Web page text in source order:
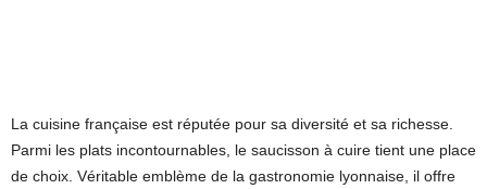
La cuisine française est réputée pour sa diversité et sa richesse.
Parmi les plats incontournables, le saucisson à cuire tient une place
de choix. Véritable emblème de la gastronomie lyonnaise, il offre